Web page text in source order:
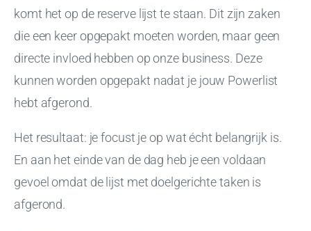
komt het op de reserve lijst te staan. Dit zijn zaken
die een keer opgepakt moeten worden, maar geen
directe invloed hebben op onze business. Deze
kunnen worden opgepakt nadat je jouw Powerlist
hebt afgerond.
Het resultaat: je focust je op wat écht belangrijk is.
En aan het einde van de dag heb je een voldaan
gevoel omdat de lijst met doelgerichte taken is
afgerond.